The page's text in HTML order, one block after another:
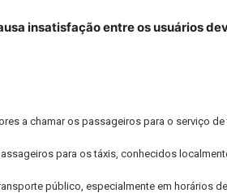
insatisfação entre os usuários
a chamar os passageiros para o serviço
para os táxis, conhecidos
público, especialmente em horários